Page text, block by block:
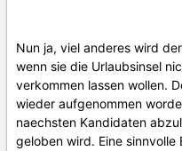
Nun ja, viel anderes wird
wenn sie die Urlaubsinsel
verkommen lassen wollen.
wieder aufgenommen
naechsten Kandidaten
geloben wird. Eine